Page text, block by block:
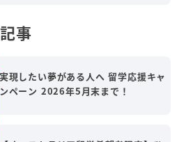
事
実現したい夢がある人へ 留学応援キャ
ンペーン 2026年5月末まで！